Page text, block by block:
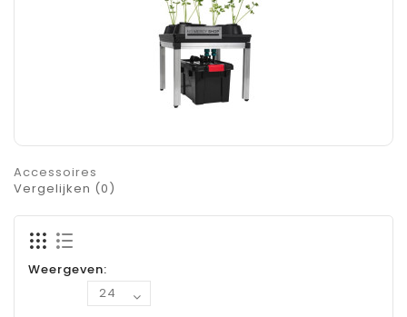
Accessoires
Vergelijken (0)
Weergeven: